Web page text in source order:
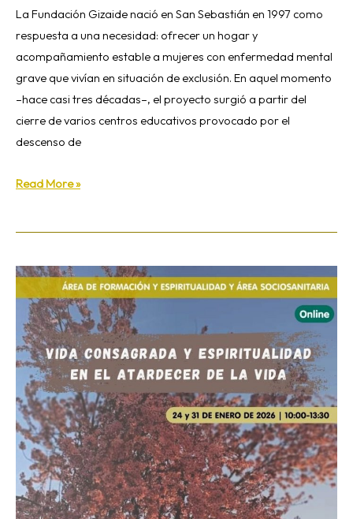
La Fundación Gizaide nació en San Sebastián en 1997 como
respuesta a una necesidad: ofrecer un hogar y
acompañamiento estable a mujeres con enfermedad mental
grave que vivían en situación de exclusión. En aquel momento
–hace casi tres décadas–, el proyecto surgió a partir del
cierre de varios centros educativos provocado por el
descenso de
Read More »
Jornada
conjunta
de
las
áreas
de
Formación
y
Espiritualidad
Sociosanitaria
de